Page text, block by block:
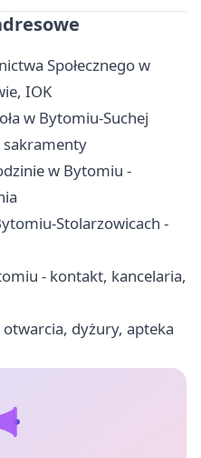
Społecznego w
IOK
w Bytomiu-Suchej
sakramenty
w Bytomiu -
Stolarzowicach -
- kontakt, kancelaria,
dyżury, apteka